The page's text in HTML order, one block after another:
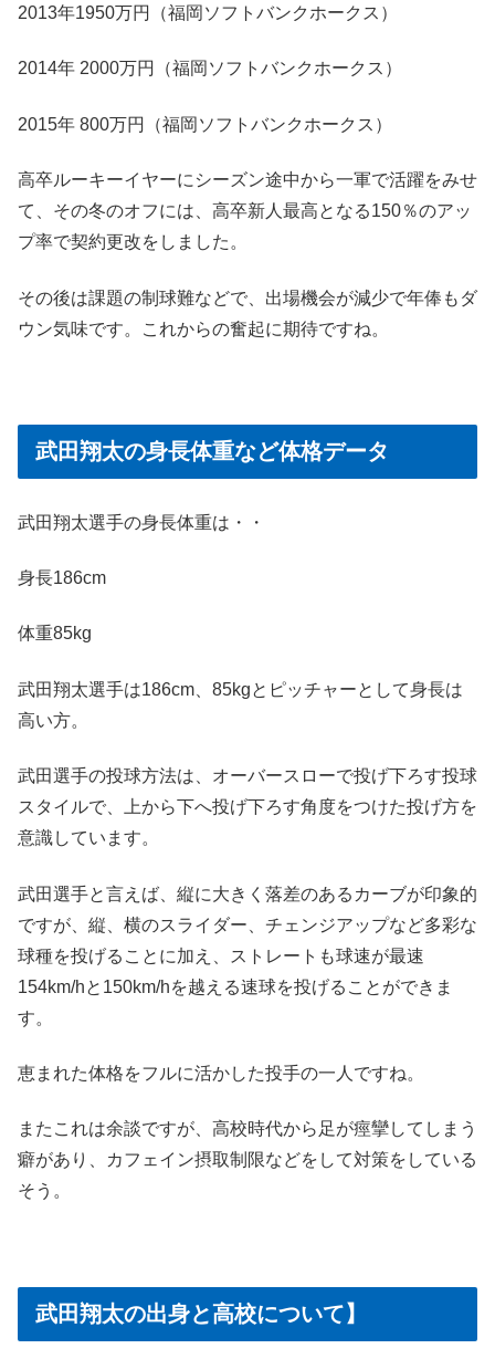
2013年1950万円（福岡ソフトバンクホークス）
2014年 2000万円（福岡ソフトバンクホークス）
2015年 800万円（福岡ソフトバンクホークス）
高卒ルーキーイヤーにシーズン途中から一軍で活躍をみせ
て、その冬のオフには、高卒新人最高となる150％のアッ
プ率で契約更改をしました。
その後は課題の制球難などで、出場機会が減少で年俸もダ
ウン気味です。これからの奮起に期待ですね。
武田翔太の身長体重など体格データ
武田翔太選手の身長体重は・・
身長186cm
体重85kg
武田翔太選手は186cm、85kgとピッチャーとして身長は
高い方。
武田選手の投球方法は、オーバースローで投げ下ろす投球
スタイルで、上から下へ投げ下ろす角度をつけた投げ方を
意識しています。
武田選手と言えば、縦に大きく落差のあるカーブが印象的
ですが、縦、横のスライダー、チェンジアップなど多彩な
球種を投げることに加え、ストレートも球速が最速
154km/hと150km/hを越える速球を投げることができま
す。
恵まれた体格をフルに活かした投手の一人ですね。
またこれは余談ですが、高校時代から足が痙攣してしまう
癖があり、カフェイン摂取制限などをして対策をしている
そう。
武田翔太の出身と高校について】